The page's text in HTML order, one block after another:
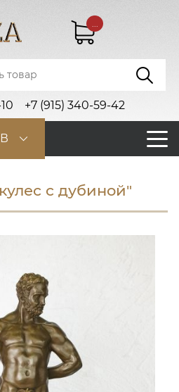
+7 (915) 340-59-42
...
с дубиной"